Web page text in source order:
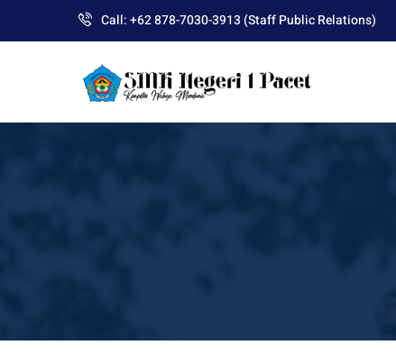
Call: +62 878-7030-3913 (Staff Public Relations)